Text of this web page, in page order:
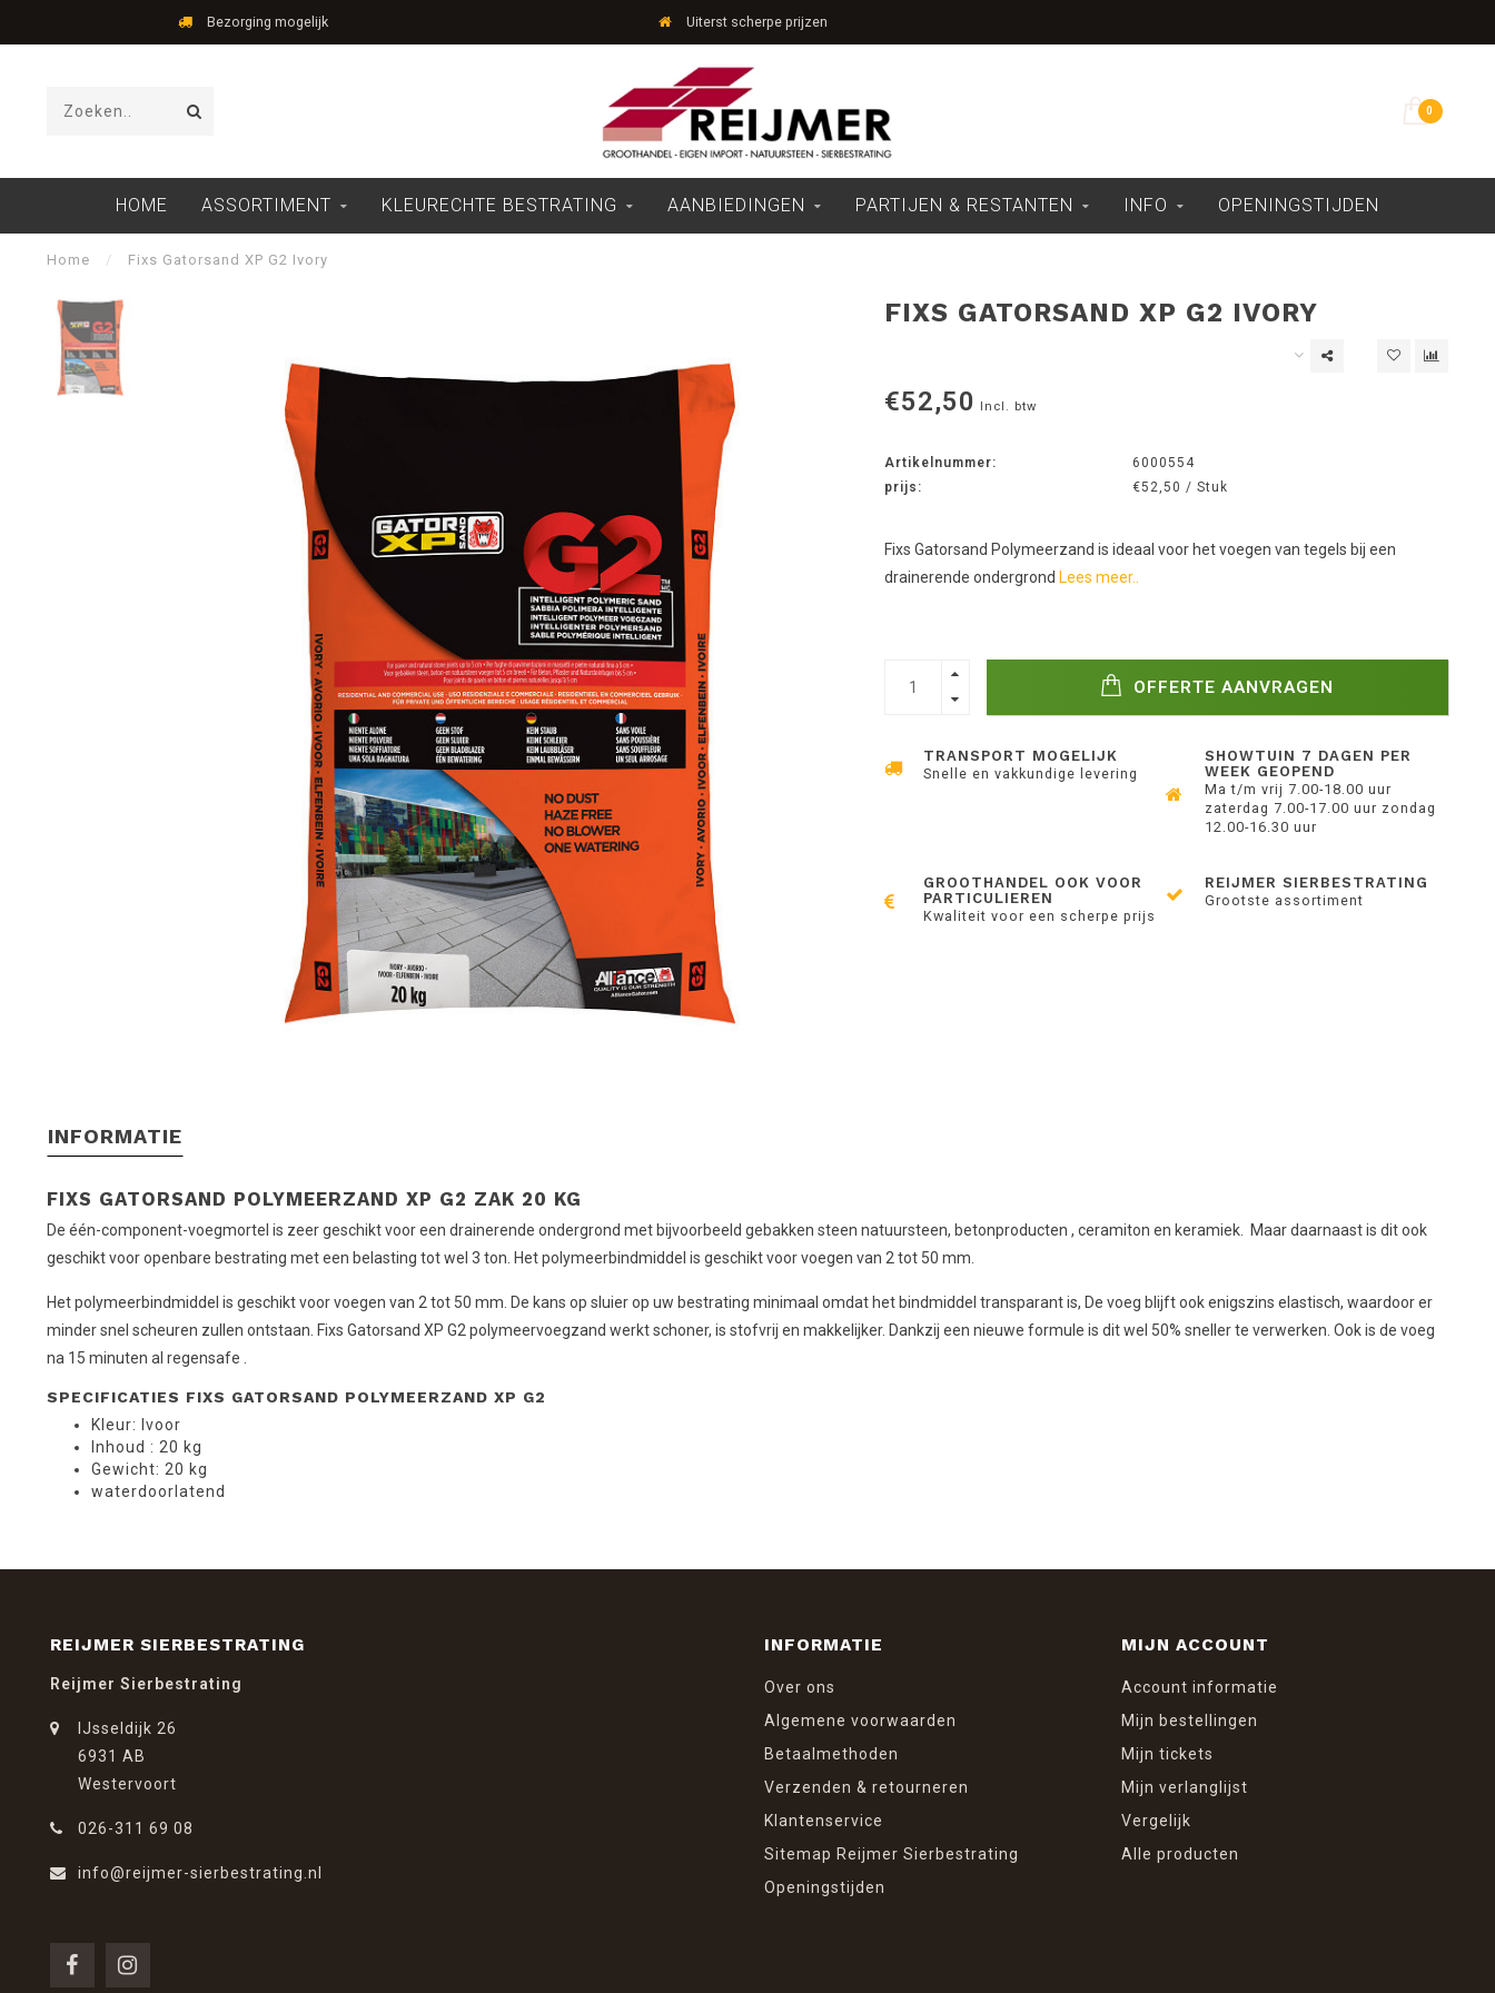
Bezorging mogelijk Uiterst scherpe prijzen
0
HOME ASSORTIMENT KLEURECHTE BESTRATING AANBIEDINGEN PARTIJEN & RESTANTEN INFO OPENINGSTIJDEN
Home / Fixs Gatorsand XP G2 Ivory
FIXS GATORSAND XP G2 IVORY
€52,50 Incl. btw
Artikelnummer:
6000554
prijs:
€52,50 / Stuk
Fixs Gatorsand Polymeerzand is ideaal voor het voegen van tegels bij een
drainerende ondergrond Lees meer..
OFFERTE AANVRAGEN
TRANSPORT MOGELIJK
Snelle en vakkundige levering
SHOWTUIN 7 DAGEN PER
WEEK GEOPEND
Ma t/m vrij 7.00-18.00 uur
zaterdag 7.00-17.00 uur zondag
12.00-16.30 uur
GROOTHANDEL OOK VOOR
PARTICULIEREN
Kwaliteit voor een scherpe prijs
REIJMER SIERBESTRATING
Grootste assortiment
INFORMATIE
FIXS GATORSAND POLYMEERZAND XP G2 ZAK 20 KG
De één-component-voegmortel is zeer geschikt voor een drainerende ondergrond met bijvoorbeeld gebakken steen natuursteen, betonproducten , ceramiton en keramiek. Maar daarnaast is dit ook
geschikt voor openbare bestrating met een belasting tot wel 3 ton. Het polymeerbindmiddel is geschikt voor voegen van 2 tot 50 mm.
Het polymeerbindmiddel is geschikt voor voegen van 2 tot 50 mm. De kans op sluier op uw bestrating minimaal omdat het bindmiddel transparant is, De voeg blijft ook enigszins elastisch, waardoor er
minder snel scheuren zullen ontstaan. Fixs Gatorsand XP G2 polymeervoegzand werkt schoner, is stofvrij en makkelijker. Dankzij een nieuwe formule is dit wel 50% sneller te verwerken. Ook is de voeg
na 15 minuten al regensafe .
SPECIFICATIES FIXS GATORSAND POLYMEERZAND XP G2
Kleur: Ivoor
Inhoud : 20 kg
Gewicht: 20 kg
waterdoorlatend
REIJMER SIERBESTRATING
Reijmer Sierbestrating
IJsseldijk 26
6931 AB
Westervoort
026-311 69 08
info@reijmer-sierbestrating.nl
INFORMATIE
Over ons
Algemene voorwaarden
Betaalmethoden
Verzenden & retourneren
Klantenservice
Sitemap Reijmer Sierbestrating
Openingstijden
MIJN ACCOUNT
Account informatie
Mijn bestellingen
Mijn tickets
Mijn verlanglijst
Vergelijk
Alle producten